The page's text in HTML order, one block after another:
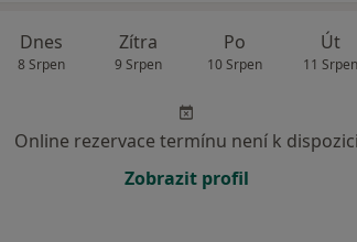
Dnes
8 Srpen
Zítra
9 Srpen
Po
10 Srpen
Út
11 Srpen
Online rezervace termínu není k dispozici
Zobrazit profil